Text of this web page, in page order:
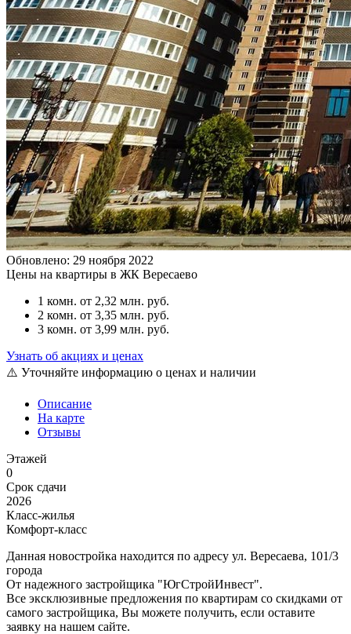
Обновлено: 29 ноября 2022
Цены на квартиры в ЖК Вересаево
1 комн. от 2,32 млн. руб.
2 комн. от 3,35 млн. руб.
3 комн. от 3,99 млн. руб.
Узнать об акциях и ценах
⚠️ Уточняйте информацию о ценах и наличии
Описание
На карте
Отзывы
Этажей
0
Срок сдачи
2026
Класс-жилья
Комфорт-класс
Данная новостройка находится по адресу ул. Вересаева, 101/3
города
От надежного застройщика "ЮгСтройИнвест".
Все эксклюзивные предложения по квартирам со скидками от
самого застройщика, Вы можете получить, если оставите
заявку на нашем сайте.